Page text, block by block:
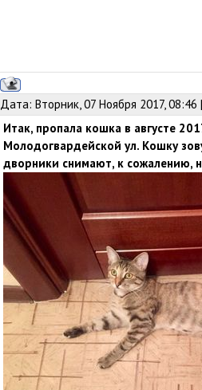
Дата: Вторник, 07 Ноября 2017,
Итак, пропала кошка в августе
Молодогвардейской ул. Кошку
дворники снимают, к сожалению,